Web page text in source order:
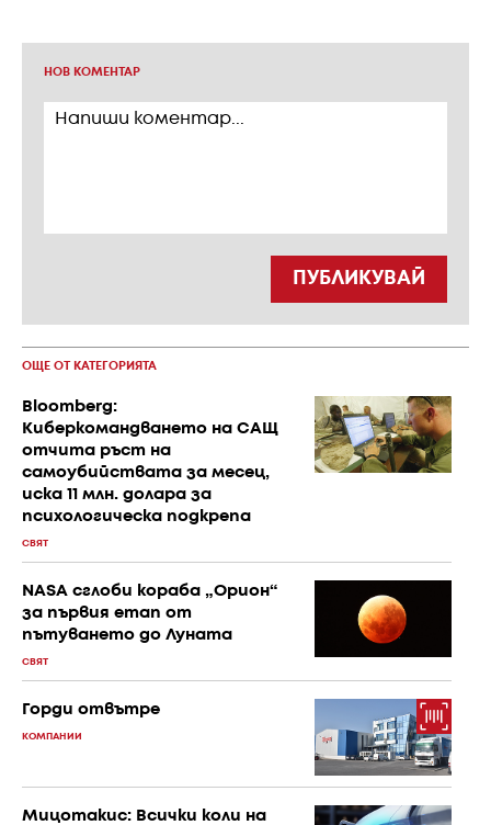
НОВ КОМЕНТАР
ПУБЛИКУВАЙ
ОЩЕ ОТ КАТЕГОРИЯТА
Bloomberg:
Киберкомандването на САЩ
отчита ръст на
самоубийствата за месец,
иска 11 млн. долара за
психологическа подкрепа
СВЯТ
NASA сглоби кораба „Орион“
за първия етап от
пътуването до Луната
СВЯТ
Горди отвътре
КОМПАНИИ
Мицотакис: Всички коли на